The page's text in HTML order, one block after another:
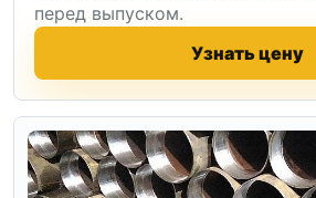
перед выпуском.
Узнать цену